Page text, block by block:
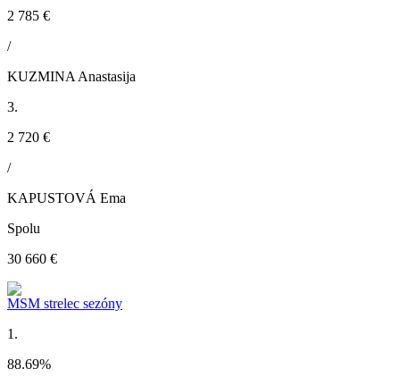
2 785 €
/
KUZMINA Anastasija
3.
2 720 €
/
KAPUSTOVÁ Ema
Spolu
30 660 €
MSM strelec sezóny
1.
88.69%